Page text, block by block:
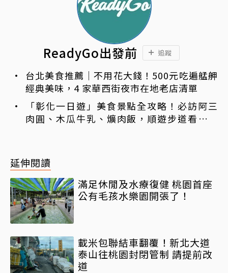
ReadyGo出發前 追蹤
台北美食推薦｜不用花大錢！500元吃遍艋舺
經典美味，4 家華西街夜市在地老店清單
「彰化一日遊」美食景點全攻略！必訪阿三
肉圓、木瓜牛乳、爌肉飯，順遊步道看夜景
延伸閱讀
滿足休閒及水療復健 桃園首座
公有毛孩水樂園開張了！
載米包聯結車翻覆！新北大道
泰山往桃園封閉管制 請提前改
道